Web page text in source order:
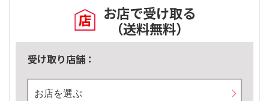
お店で受け取る
（送料無料）
受け取り店舗：
お店を選ぶ